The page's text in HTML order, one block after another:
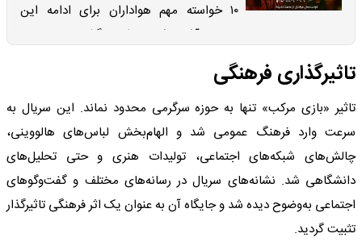
۱۰ خواسته‌ مهم هواداران برای ادامه این
سریال آشنا شوید؛ از بازگشت چهره‌های
محبوب تا افشای اسرار پنهان.تاثیرگذاری فرهنگی
تاثیر «بازی مرکب» تنها به حوزه سرگرمی محدود نماند. این سریال به
سرعت وارد فرهنگ عمومی شد و الهام‌بخش لباس‌های هالووینی،
چالش‌های شبکه‌های اجتماعی، تولیدات هنری و حتی تحلیل‌های
دانشگاهی شد. نشانه‌های سریال در رسانه‌های مختلف و گفت‌وگوهای
اجتماعی به‌وضوح دیده شد و جایگاه آن به عنوان یک اثر فرهنگی تاثیرگذار
تثبیت گردید.